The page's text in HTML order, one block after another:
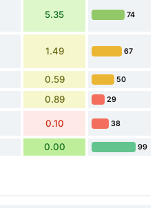
5.35 74
1.49 67
0.59 50
0.89 29
0.10 38
0.00 99